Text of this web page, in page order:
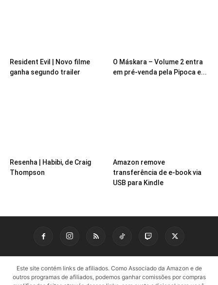
Resident Evil | Novo filme
ganha segundo trailer
O Máskara – Volume 2 entra
em pré-venda pela Pipoca e...
Resenha | Habibi, de Craig
Thompson
Amazon remove
transferência de e-book via
USB para Kindle
Este site contém links de afiliados. Como Associado da Amazon e de
outros programas de afiliados, podemos ganhar comissões por compras